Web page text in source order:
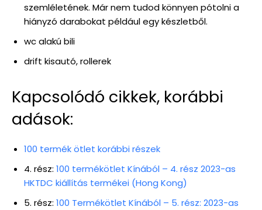
szemléletének. Már nem tudod könnyen pótolni a
hiányzó darabokat például egy készletből.
wc alakú bili
drift kisautó, rollerek
Kapcsolódó cikkek, korábbi
adások:
100 termék ötlet korábbi részek
4. rész: 100 termékötlet Kínából – 4. rész 2023-as
HKTDC kiállítás termékei (Hong Kong)
5. rész: 100 Termékötlet Kínából – 5. rész: 2023-as